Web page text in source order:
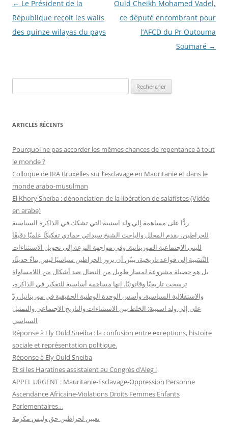
Navigation
des
articles
← Le Président de la
République reçoit les walis
des quinze wilayas du pays
Ould Cheikh Mohamed Vadel,
ce député encombrant pour
l’AFCD du Pr Outouma
Soumaré →
e
h
r
c
h
r
ARTICLES RÉCENTS
Pourquoi ne pas accorder les mêmes chances de repentance à tout
le monde ?
Colloque de IRA Bruxelles sur l’esclavage en Mauritanie et dans le
monde arabo-musulman
El Khory Sneïba : dénonciation de la libération de salafistes (Vidéo
en arabe)
ردًّا على مساهمة إلي ولد اسنيبة التي تشكك في الذاكرة السياسية
للحراطين، يقدم المحلل والباحث الشيخ سيداتي حمادي تفكيكًا علميًا دقيقًا
للبنى الاجتماعية الموريتانية. وفي مواجهة النزعة إلى تحويل الاستثناءات
النَّسَبية إلى قواعد تاريخية، يبيّن أن بروز الحراطين سياسيًا ليس بناءً حديثًا،
بل هو حصيلة مشروعة لمسار طويل من النضال ضد أشكال من اللامساواة
ترسخت تاريخيًا وقانونيًا. إنها مساهمة أساسية للتفكير في الذاكرة،
والاستقلالية السياسية، وأسس الوحدة الوطنية الحقيقية في موريتانيا. ردّ
على إلي ولد اسنيبة: الخلط بين الاستثناءات والتاريخ الاجتماعي والتمثيل
السياسي
Réponse à Ely Ould Sneiba : la confusion entre exceptions, histoire
sociale et représentation politique.
Réponse à Ely Ould Sneiba
Et si les Haratines assistaient au Congrès d’Aleg !
APPEL URGENT : Mauritanie-Esclavage-Oppression Personne
Ascendance Africaine-Violations Droits Femmes Enfants
Parlementaires…
تعيين لحراطين حق وليس مكرمة